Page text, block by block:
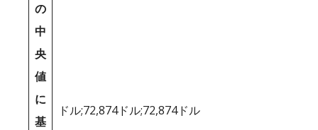
の
中
央
値
に
基
ドル;72,874ドル;72,874ドル